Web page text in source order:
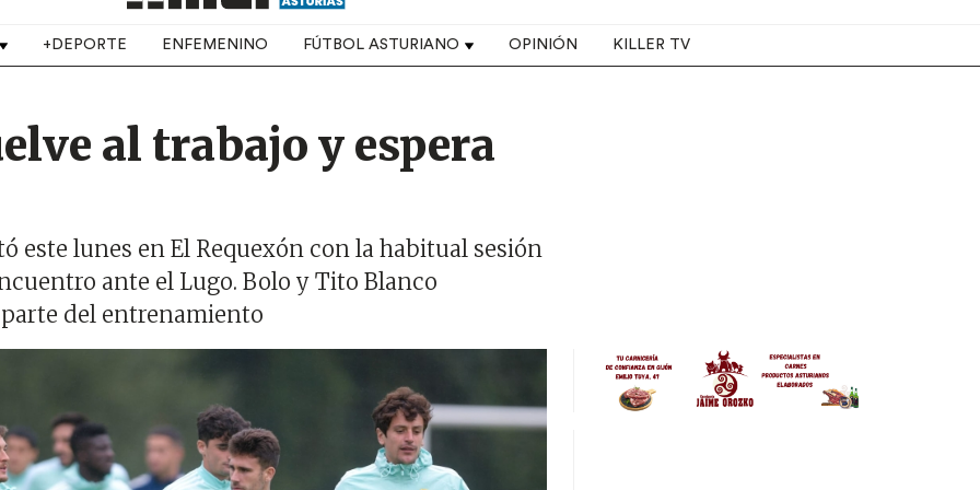
+DEPORTE ENFEMENINO FÚTBOL ASTURIANO OPINIÓN KILLER TV
al trabajo y espera
este lunes en El Requexón con la habitual sesión
ante el Lugo. Bolo y Tito Blanco
del entrenamiento
Image